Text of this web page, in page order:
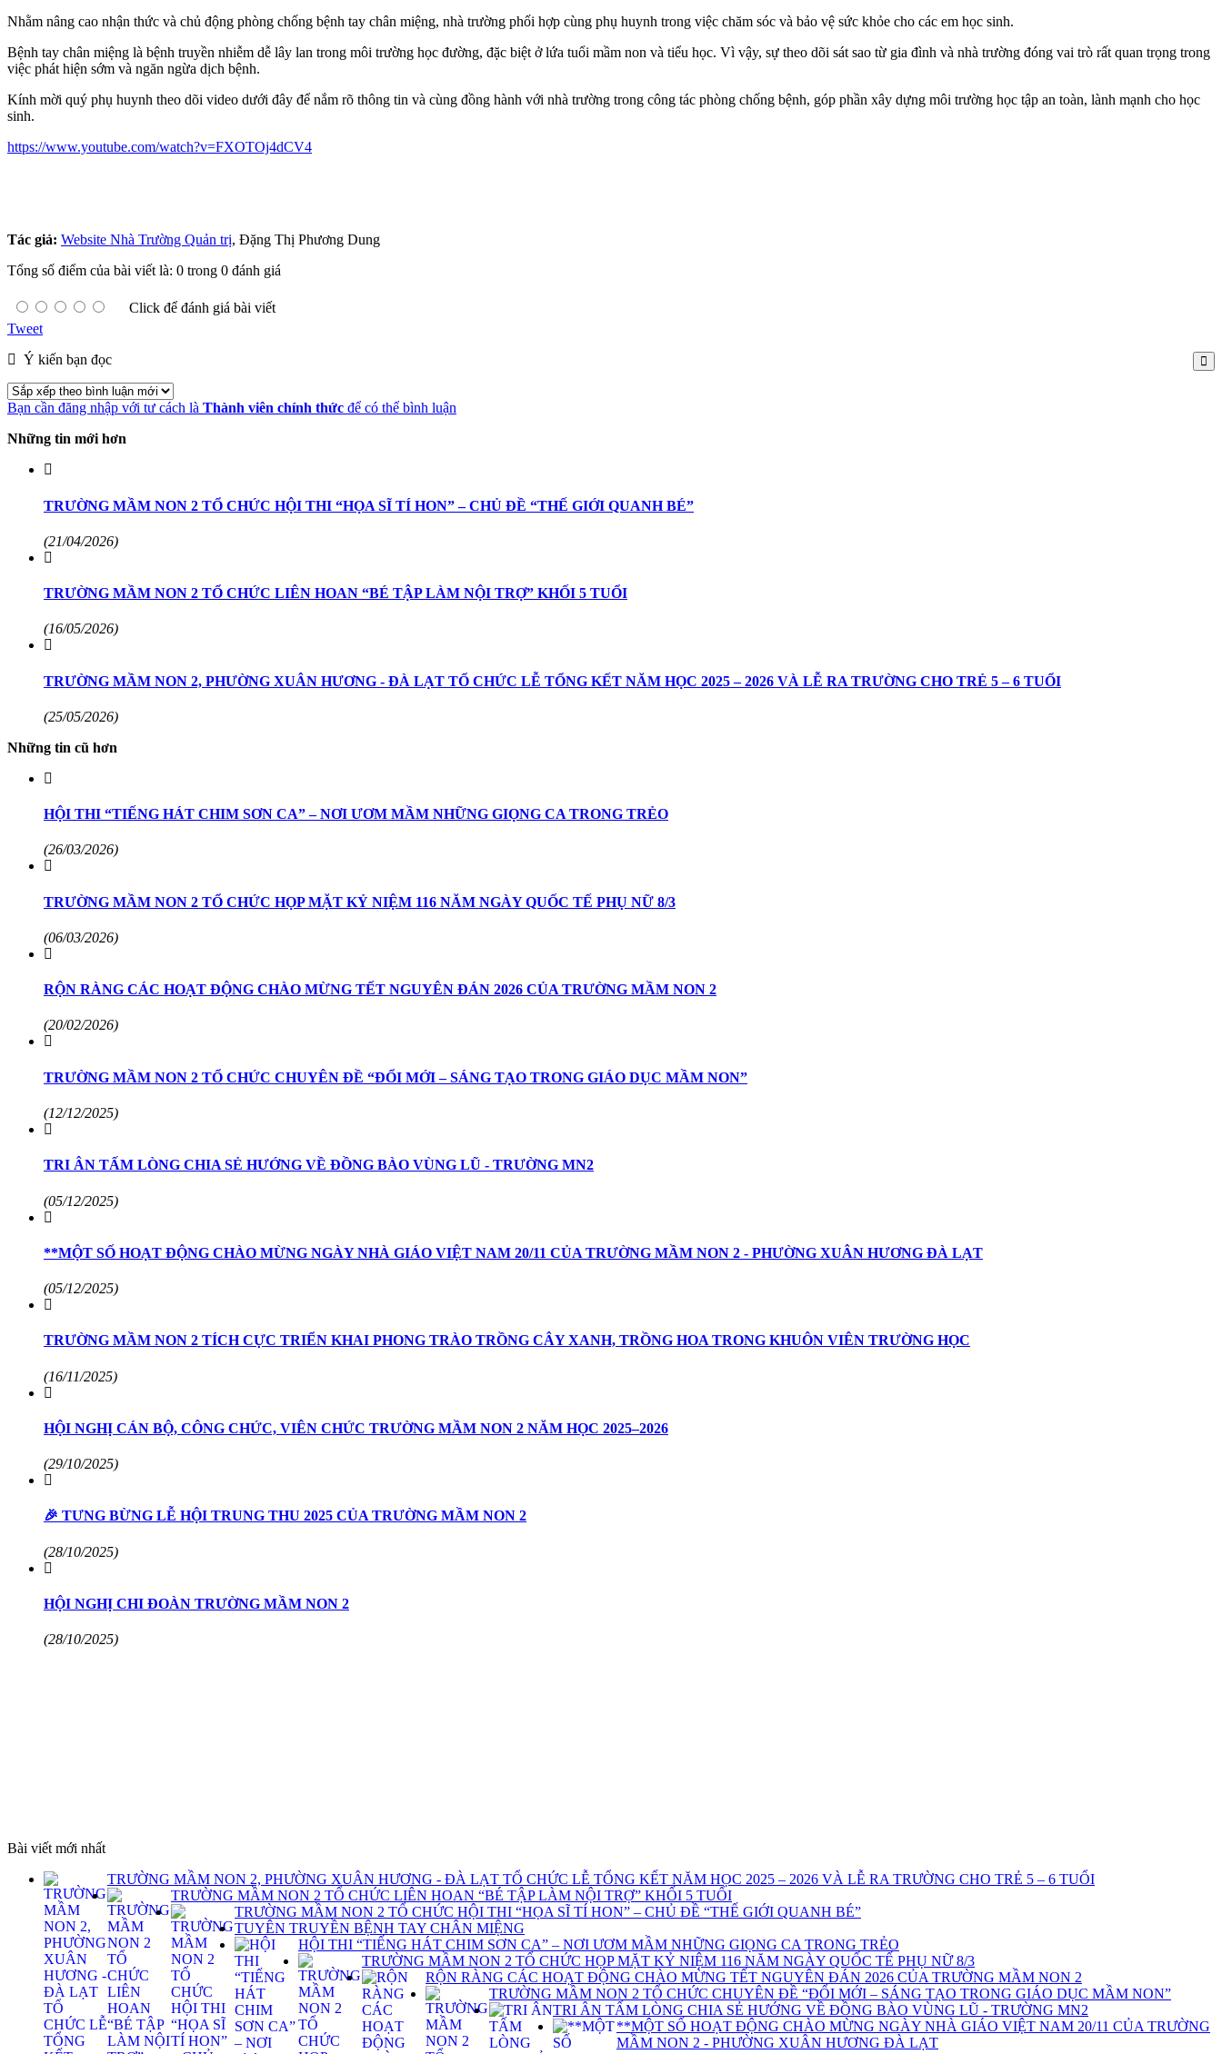
Nhằm nâng cao nhận thức và chủ động phòng chống bệnh tay chân miệng, nhà trường phối hợp cùng phụ huynh trong việc chăm sóc và bảo vệ sức khỏe cho các em học sinh.
Bệnh tay chân miệng là bệnh truyền nhiễm dễ lây lan trong môi trường học đường, đặc biệt ở lứa tuổi mầm non và tiểu học. Vì vậy, sự theo dõi sát sao từ gia đình và nhà trường đóng vai trò rất quan trọng trong
việc phát hiện sớm và ngăn ngừa dịch bệnh.
Kính mời quý phụ huynh theo dõi video dưới đây để nắm rõ thông tin và cùng đồng hành với nhà trường trong công tác phòng chống bệnh, góp phần xây dựng môi trường học tập an toàn, lành mạnh cho học
sinh.
https://www.youtube.com/watch?v=FXOTOj4dCV4
Tác giả: Website Nhà Trường Quản trị, Đặng Thị Phương Dung
Tổng số điểm của bài viết là: 0 trong 0 đánh giá
Click để đánh giá bài viết
Tweet
Ý kiến bạn đọc
Bạn cần đăng nhập với tư cách là Thành viên chính thức để có thể bình luận
Những tin mới hơn
TRƯỜNG MẦM NON 2 TỔ CHỨC HỘI THI “HỌA SĨ TÍ HON” – CHỦ ĐỀ “THẾ GIỚI QUANH BÉ”
(21/04/2026)
TRƯỜNG MẦM NON 2 TỔ CHỨC LIÊN HOAN “BÉ TẬP LÀM NỘI TRỢ” KHỐI 5 TUỔI
(16/05/2026)
TRƯỜNG MẦM NON 2, PHƯỜNG XUÂN HƯƠNG - ĐÀ LẠT TỔ CHỨC LỄ TỔNG KẾT NĂM HỌC 2025 – 2026 VÀ LỄ RA TRƯỜNG CHO TRẺ 5 – 6 TUỔI
(25/05/2026)
Những tin cũ hơn
HỘI THI “TIẾNG HÁT CHIM SƠN CA” – NƠI ƯƠM MẦM NHỮNG GIỌNG CA TRONG TRẺO
(26/03/2026)
TRƯỜNG MẦM NON 2 TỔ CHỨC HỌP MẶT KỶ NIỆM 116 NĂM NGÀY QUỐC TẾ PHỤ NỮ 8/3
(06/03/2026)
RỘN RÀNG CÁC HOẠT ĐỘNG CHÀO MỪNG TẾT NGUYÊN ĐÁN 2026 CỦA TRƯỜNG MẦM NON 2
(20/02/2026)
TRƯỜNG MẦM NON 2 TỔ CHỨC CHUYÊN ĐỀ “ĐỔI MỚI – SÁNG TẠO TRONG GIÁO DỤC MẦM NON”
(12/12/2025)
TRI ÂN TẤM LÒNG CHIA SẺ HƯỚNG VỀ ĐỒNG BÀO VÙNG LŨ - TRƯỜNG MN2
(05/12/2025)
**MỘT SỐ HOẠT ĐỘNG CHÀO MỪNG NGÀY NHÀ GIÁO VIỆT NAM 20/11 CỦA TRƯỜNG MẦM NON 2 - PHƯỜNG XUÂN HƯƠNG ĐÀ LẠT
(05/12/2025)
TRƯỜNG MẦM NON 2 TÍCH CỰC TRIỂN KHAI PHONG TRÀO TRỒNG CÂY XANH, TRỒNG HOA TRONG KHUÔN VIÊN TRƯỜNG HỌC
(16/11/2025)
HỘI NGHỊ CÁN BỘ, CÔNG CHỨC, VIÊN CHỨC TRƯỜNG MẦM NON 2 NĂM HỌC 2025–2026
(29/10/2025)
🎉 TƯNG BỪNG LỄ HỘI TRUNG THU 2025 CỦA TRƯỜNG MẦM NON 2
(28/10/2025)
HỘI NGHỊ CHI ĐOÀN TRƯỜNG MẦM NON 2
(28/10/2025)
Bài viết mới nhất
TRƯỜNG MẦM NON 2, PHƯỜNG XUÂN HƯƠNG - ĐÀ LẠT TỔ CHỨC LỄ TỔNG KẾT NĂM HỌC 2025 – 2026 VÀ LỄ RA TRƯỜNG CHO TRẺ 5 – 6 TUỔI
TRƯỜNG MẦM NON 2 TỔ CHỨC LIÊN HOAN “BÉ TẬP LÀM NỘI TRỢ” KHỐI 5 TUỔI
TRƯỜNG MẦM NON 2 TỔ CHỨC HỘI THI “HỌA SĨ TÍ HON” – CHỦ ĐỀ “THẾ GIỚI QUANH BÉ”
TUYÊN TRUYỀN BỆNH TAY CHÂN MIỆNG
HỘI THI “TIẾNG HÁT CHIM SƠN CA” – NƠI ƯƠM MẦM NHỮNG GIỌNG CA TRONG TRẺO
TRƯỜNG MẦM NON 2 TỔ CHỨC HỌP MẶT KỶ NIỆM 116 NĂM NGÀY QUỐC TẾ PHỤ NỮ 8/3
RỘN RÀNG CÁC HOẠT ĐỘNG CHÀO MỪNG TẾT NGUYÊN ĐÁN 2026 CỦA TRƯỜNG MẦM NON 2
TRƯỜNG MẦM NON 2 TỔ CHỨC CHUYÊN ĐỀ “ĐỔI MỚI – SÁNG TẠO TRONG GIÁO DỤC MẦM NON”
TRI ÂN TẤM LÒNG CHIA SẺ HƯỚNG VỀ ĐỒNG BÀO VÙNG LŨ - TRƯỜNG MN2
**MỘT SỐ HOẠT ĐỘNG CHÀO MỪNG NGÀY NHÀ GIÁO VIỆT NAM 20/11 CỦA TRƯỜNG
MẦM NON 2 - PHƯỜNG XUÂN HƯƠNG ĐÀ LẠT